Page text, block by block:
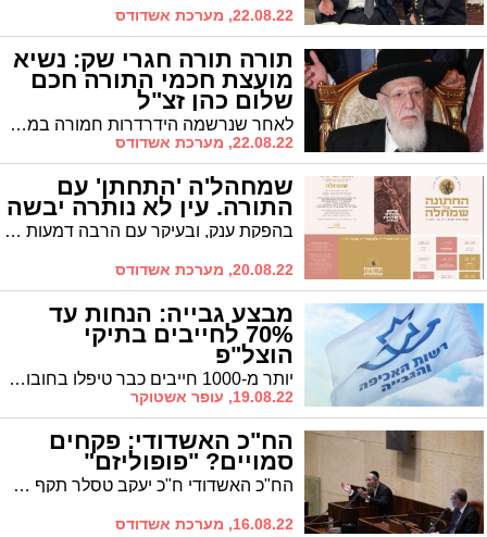
22.08.22, מערכת אשדודס
תורה תורה חגרי שק: נשיא
מועצת חכמי התורה חכם
שלום כהן זצ"ל
לאחר שנרשמה הידרדרות חמורה במצבו הרפואי ונערכו עצרות תפילה להחלמתו, נשיא מועצת חכמי התורה הלך לעולמו כשבני משפחתו ותלמידיו לצידו. מסע ההלוויה ייצא בשעה 14:00 מישיבת פורת יוסף בירושלים לכיוון בית העלמין סנהדריה
22.08.22, מערכת אשדודס
שמחהל'ה 'התחתן' עם
התורה. עין לא נותרה יבשה
בהפקת ענק, ובעיקר עם הרבה דמעות של התרגשות, חגג הנער שמחה'לה את סיום כתיבת ספר התורה. מי עומד מאחורי היוזמה?
20.08.22, מערכת אשדודס
מבצע גבייה: הנחות עד
70% לחייבים בתיקי
הוצל"פ
יותר מ-1000 חייבים כבר טיפלו בחובותיהם במבצע שיזמה רשות האכיפה והגבייה, לסגירת תיקי הוצאה לפועל, תוך הענקת הנחות משמעותיות לחייבים. המבצע יימשך עד תחילת חגי תשרי, וגופים נוספים הצטרפו למבצע, ביניהם; בנקים, חברות ממשלתיות ועוד
19.08.22, עופר אשטוקר
הח"כ האשדודי: פקחים
סמויים? "פופוליזם"
הח"כ האשדודי ח"כ יעקב טסלר תקף בחריפות את שרת התחבורה מירב מיכאלי על התוכנית שהציגה למאבק "בהדרת נשים בתחבורה ציבורית", כלשונה * טסלר: "כותרות סרק על גב הציבור החרדי"
16.08.22, מערכת אשדודס